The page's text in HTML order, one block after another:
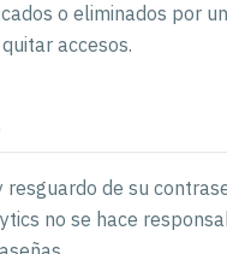
o eliminados por
accesos.
de su
no se hace